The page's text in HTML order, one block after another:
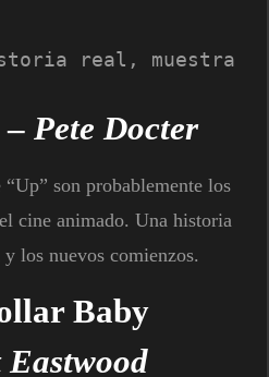
real, muestra
– Pete Docter
son probablemente los
cine animado. Una historia
los nuevos comienzos.
Baby